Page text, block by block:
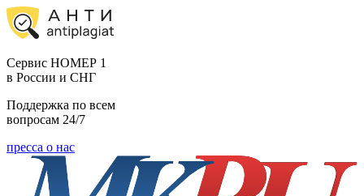
Cервис НОМЕР 1
в России и СНГ
Поддержка по всем
вопросам 24/7
пресса о нас